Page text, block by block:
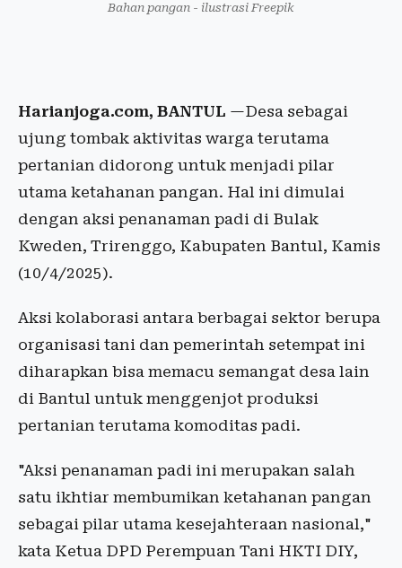
Bahan pangan - ilustrasi Freepik
Harianjoga.com, BANTUL —Desa sebagai
ujung tombak aktivitas warga terutama
pertanian didorong untuk menjadi pilar
utama ketahanan pangan. Hal ini dimulai
dengan aksi penanaman padi di Bulak
Kweden, Trirenggo, Kabupaten Bantul, Kamis
(10/4/2025).
Aksi kolaborasi antara berbagai sektor berupa
organisasi tani dan pemerintah setempat ini
diharapkan bisa memacu semangat desa lain
di Bantul untuk menggenjot produksi
pertanian terutama komoditas padi.
"Aksi penanaman padi ini merupakan salah
satu ikhtiar membumikan ketahanan pangan
sebagai pilar utama kesejahteraan nasional,"
kata Ketua DPD Perempuan Tani HKTI DIY,